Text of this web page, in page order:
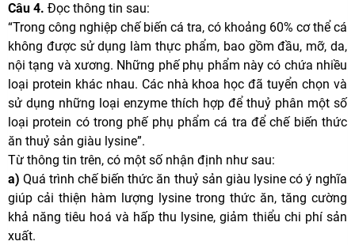
Câu 4. Đọc thông tin sau:
“Trong công nghiệp chế biến cá tra, có khoảng 60% cơ thể cá
không được sử dụng làm thực phẩm, bao gồm đầu, mỡ, da,
nội tạng và xương. Những phế phụ phẩm này có chứa nhiều
loại protein khác nhau. Các nhà khoa học đã tuyển chọn và
sử dụng những loại enzyme thích hợp để thuỷ phân một số
loại protein có trong phế phụ phẩm cá tra để chế biến thức
ăn thuỷ sản giàu lysine”.
Từ thông tin trên, có một số nhận định như sau:
a) Quá trình chế biến thức ăn thuỷ sản giàu lysine có ý nghĩa
giúp cải thiện hàm lượng lysine trong thức ăn, tăng cường
khả năng tiêu hoá và hấp thu lysine, giảm thiểu chi phí sản
xuất.